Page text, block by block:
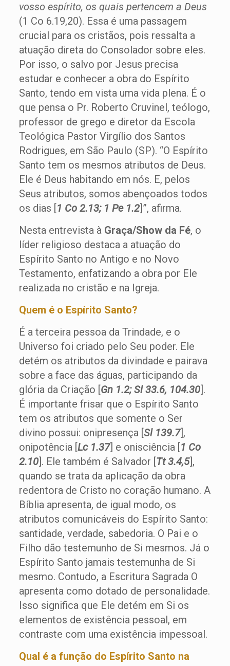
vosso espírito, os quais pertencem a Deus
(1 Co 6.19,20). Essa é uma passagem
crucial para os cristãos, pois ressalta a
atuação direta do Consolador sobre eles.
Por isso, o salvo por Jesus precisa
estudar e conhecer a obra do Espírito
Santo, tendo em vista uma vida plena. É o
que pensa o Pr. Roberto Cruvinel, teólogo,
professor de grego e diretor da Escola
Teológica Pastor Virgílio dos Santos
Rodrigues, em São Paulo (SP). “O Espírito
Santo tem os mesmos atributos de Deus.
Ele é Deus habitando em nós. E, pelos
Seus atributos, somos abençoados todos
os dias [1 Co 2.13; 1 Pe 1.2]”, afirma.
Nesta entrevista à Graça/Show da Fé, o
líder religioso destaca a atuação do
Espírito Santo no Antigo e no Novo
Testamento, enfatizando a obra por Ele
realizada no cristão e na Igreja.
Quem é o Espírito Santo?
É a terceira pessoa da Trindade, e o
Universo foi criado pelo Seu poder. Ele
detém os atributos da divindade e pairava
sobre a face das águas, participando da
glória da Criação [Gn 1.2; Sl 33.6, 104.30].
É importante frisar que o Espírito Santo
tem os atributos que somente o Ser
divino possui: onipresença [Sl 139.7],
onipotência [Lc 1.37] e onisciência [1 Co
2.10]. Ele também é Salvador [Tt 3.4,5],
quando se trata da aplicação da obra
redentora de Cristo no coração humano. A
Bíblia apresenta, de igual modo, os
atributos comunicáveis do Espírito Santo:
santidade, verdade, sabedoria. O Pai e o
Filho dão testemunho de Si mesmos. Já o
Espírito Santo jamais testemunha de Si
mesmo. Contudo, a Escritura Sagrada O
apresenta como dotado de personalidade.
Isso significa que Ele detém em Si os
elementos de existência pessoal, em
contraste com uma existência impessoal.
Qual é a função do Espírito Santo na